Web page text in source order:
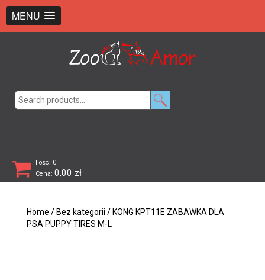
MENU
Ilosc: 0
Cena: 0,00 zł
Home / Bez kategorii / KONG KPT11E ZABAWKA DLA
PSA PUPPY TIRES M-L